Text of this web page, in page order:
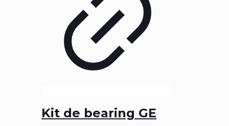
Kit de bearing GE